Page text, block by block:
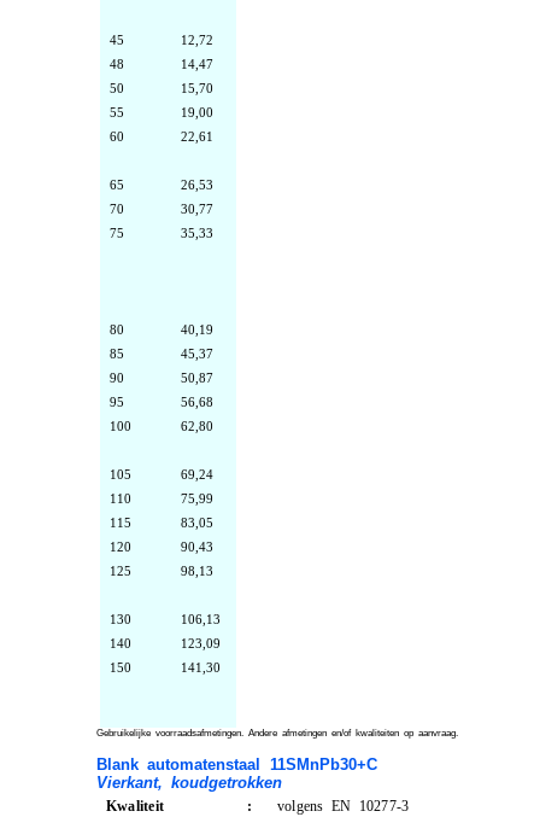
45
12,72
48
14,47
50
15,70
55
19,00
60
22,61
65
26,53
70
30,77
75
35,33
80
40,19
85
45,37
90
50,87
95
56,68
100
62,80
105
69,24
110
75,99
115
83,05
120
90,43
125
98,13
130
106,13
140
123,09
150
141,30
Gebruikelijke voorraadsafmetingen. Andere afmetingen en/of kwaliteiten op aanvraag.
Blank automatenstaal 11SMnPb30+C
Vierkant, koudgetrokken
Kwaliteit :
volgens EN 10277-3